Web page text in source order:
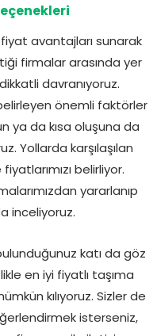
avantajları sunarak
firmalar arasında yer
davranıyoruz.
belirleyen önemli faktörler
ya da kısa oluşuna da
Yollarda karşılaşılan
belirliyor.
yararlanıp
inceliyoruz.
katı da göz
en iyi fiyatlı taşıma
kılıyoruz. Sizler de
isterseniz,